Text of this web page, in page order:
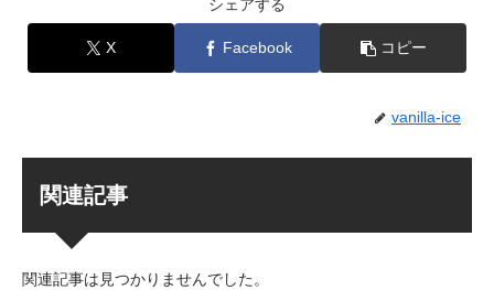
シェアする
X Facebook コピー
vanilla-ice
関連記事
関連記事は見つかりませんでした。